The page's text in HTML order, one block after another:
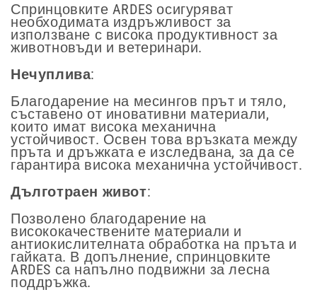
Спринцовките ARDES осигуряват
необходимата издръжливост за
използване с висока продуктивност за
животновъди и ветеринари.
Нечуплива:
Благодарение на месингов прът и тяло,
съставено от иновативни материали,
които имат висока механична
устойчивост. Освен това връзката между
пръта и дръжката е изследвана, за да се
гарантира висока механична устойчивост.
Дълготраен живот:
Позволено благодарение на
висококачествените материали и
антиокислителната обработка на пръта и
гайката. В допълнение, спринцовките
ARDES са напълно подвижни за лесна
поддръжка.